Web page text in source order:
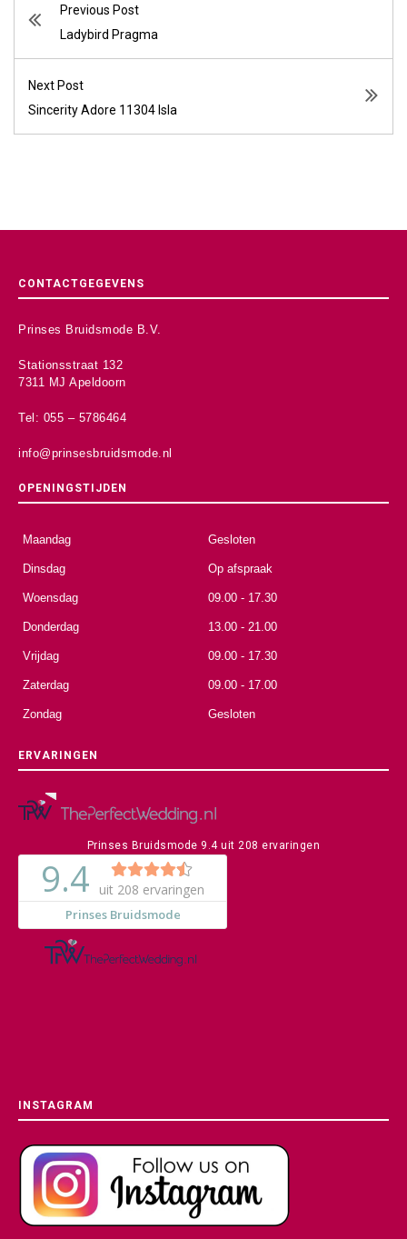
Previous Post
Ladybird Pragma
Next Post
Sincerity Adore 11304 Isla
CONTACTGEGEVENS
Prinses Bruidsmode B.V.
Stationsstraat 132
7311 MJ Apeldoorn
Tel: 055 – 5786464
info@prinsesbruidsmode.nl
OPENINGSTIJDEN
Maandag Gesloten
Dinsdag Op afspraak
Woensdag 09.00 - 17.30
Donderdag 13.00 - 21.00
Vrijdag 09.00 - 17.30
Zaterdag 09.00 - 17.00
Zondag Gesloten
ERVARINGEN
Prinses Bruidsmode 9.4uit208 ervaringen
INSTAGRAM